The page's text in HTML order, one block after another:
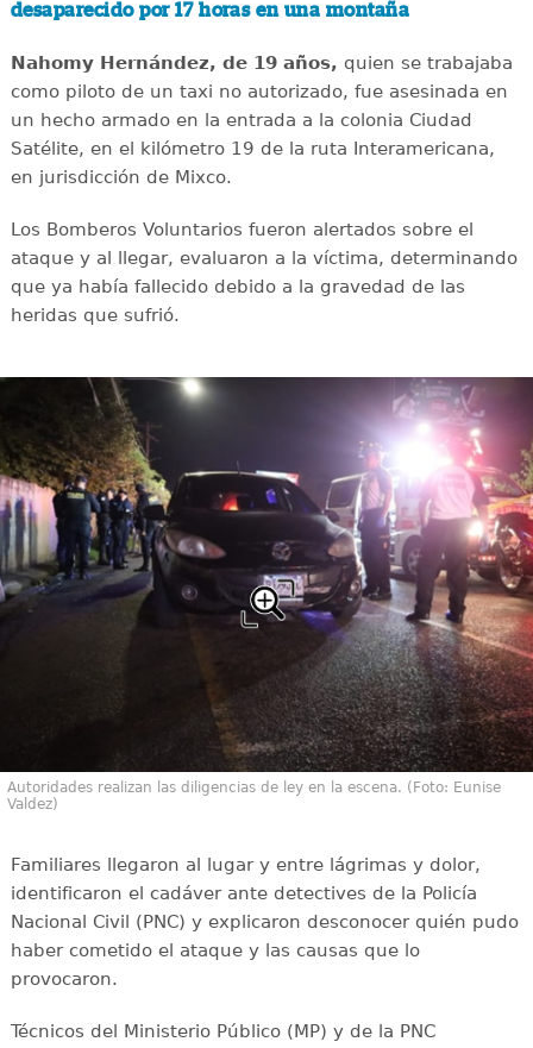
desaparecido por 17 horas en una montaña
Nahomy Hernández, de 19 años, quien se trabajaba
como piloto de un taxi no autorizado, fue asesinada en
un hecho armado en la entrada a la colonia Ciudad
Satélite, en el kilómetro 19 de la ruta Interamericana,
en jurisdicción de Mixco.
Los Bomberos Voluntarios fueron alertados sobre el
ataque y al llegar, evaluaron a la víctima, determinando
que ya había fallecido debido a la gravedad de las
heridas que sufrió.
Autoridades realizan las diligencias de ley en la escena. (Foto: Eunise
Valdez)
Familiares llegaron al lugar y entre lágrimas y dolor,
identificaron el cadáver ante detectives de la Policía
Nacional Civil (PNC) y explicaron desconocer quién pudo
haber cometido el ataque y las causas que lo
provocaron.
Técnicos del Ministerio Público (MP) y de la PNC